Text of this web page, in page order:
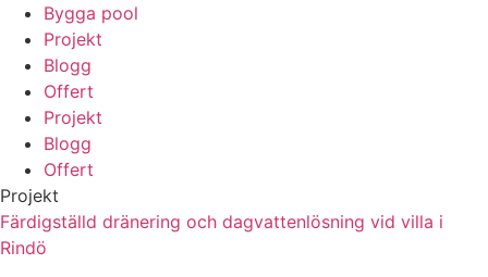
Bygga pool
Projekt
Blogg
Offert
Projekt
Blogg
Offert
Projekt
Färdigställd dränering och dagvattenlösning vid villa i
Rindö